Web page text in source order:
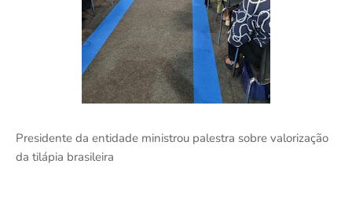
Presidente da entidade ministrou palestra sobre valorização
da tilápia brasileira